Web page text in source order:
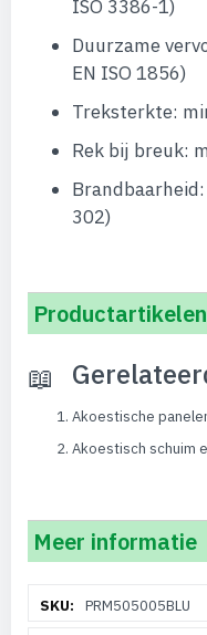
ISO 3386-1)
Duurzame
EN ISO 1856)
Treksterkte:
Rek bij breuk:
302)
Productartikelen
Akoestische
Akoestisch schuim
Meer informatie
informatiePRM505005BLU